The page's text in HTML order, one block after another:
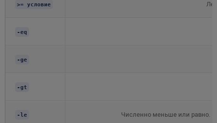
>= условие
-eq
-ge
-gt
-le Численно меньше или равно.